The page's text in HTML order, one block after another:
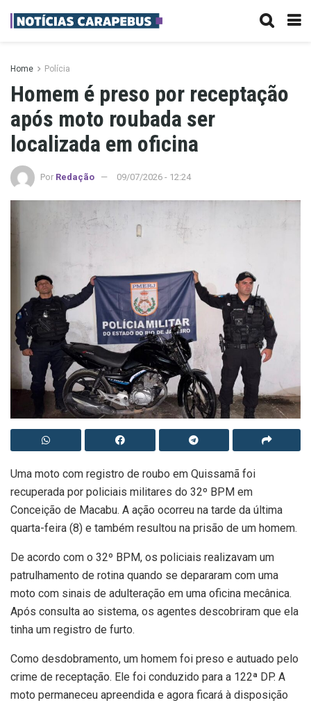
Home Polícia
Homem é preso por receptação
após moto roubada ser
localizada em oficina
Por Redação 09/07/2026 - 12:24
Uma moto com registro de roubo em Quissamã foi
recuperada por policiais militares do 32º BPM em
Conceição de Macabu. A ação ocorreu na tarde da última
quarta-feira (8) e também resultou na prisão de um homem.
De acordo com o 32º BPM, os policiais realizavam um
patrulhamento de rotina quando se depararam com uma
moto com sinais de adulteração em uma oficina mecânica.
Após consulta ao sistema, os agentes descobriram que ela
tinha um registro de furto.
Como desdobramento, um homem foi preso e autuado pelo
crime de receptação. Ele foi conduzido para a 122ª DP. A
moto permaneceu apreendida e agora ficará à disposição